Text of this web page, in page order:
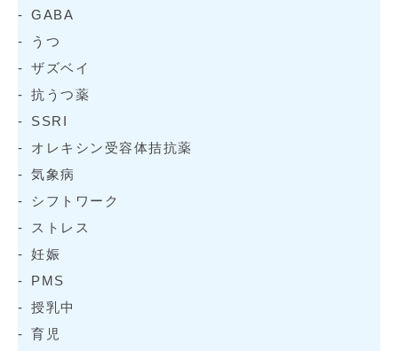
GABA
うつ
ザズベイ
抗うつ薬
SSRI
オレキシン受容体拮抗薬
気象病
シフトワーク
ストレス
妊娠
PMS
授乳中
育児